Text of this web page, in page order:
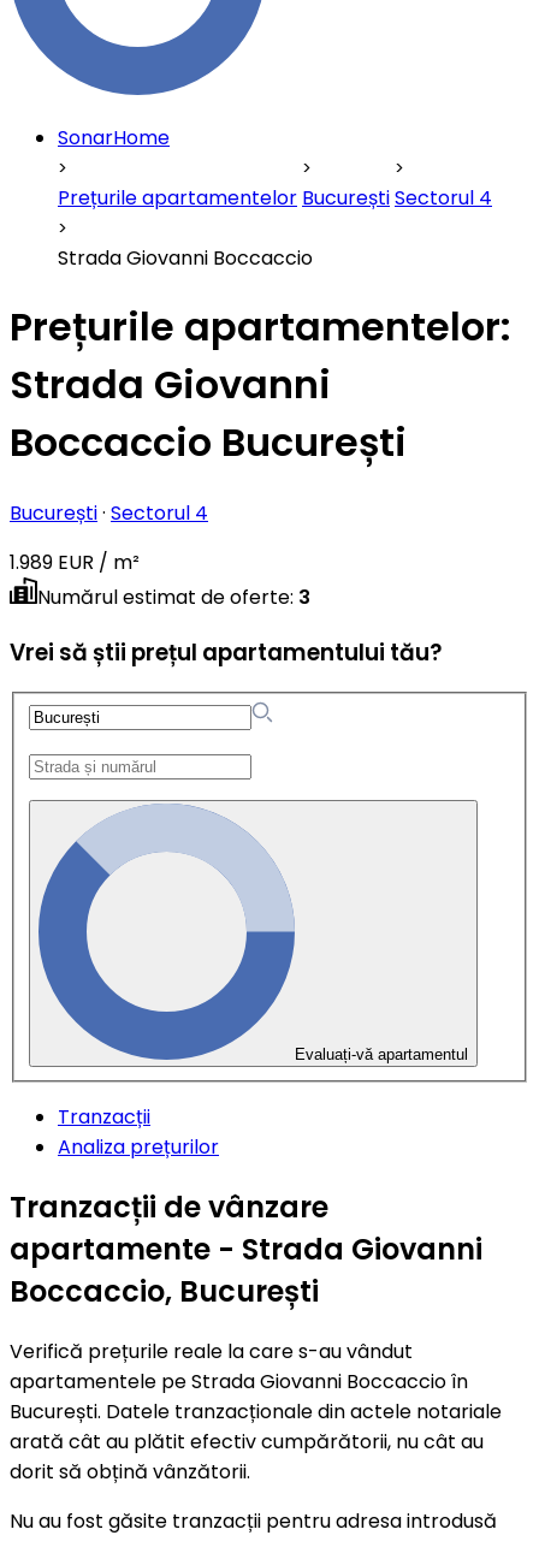
SonarHome
Prețurile apartamentelor BucureștiSectorul 4
Strada Giovanni Boccaccio
Prețurile apartamentelor:
Strada Giovanni
Boccaccio București
București· Sectorul 4
1.989 EUR / m²
Numărul estimat de oferte: 3
Vrei să știi prețul apartamentului tău?
Evaluați-vă apartamentul
Tranzacții
Analiza prețurilor
Tranzacții de vânzare
apartamente - Strada Giovanni
Boccaccio, București
Verifică prețurile reale la care s-au vândut
apartamentele pe Strada Giovanni Boccaccio în
București. Datele tranzacționale din actele notariale
arată cât au plătit efectiv cumpărătorii, nu cât au
dorit să obțină vânzătorii.
Nu au fost găsite tranzacții pentru adresa introdusă